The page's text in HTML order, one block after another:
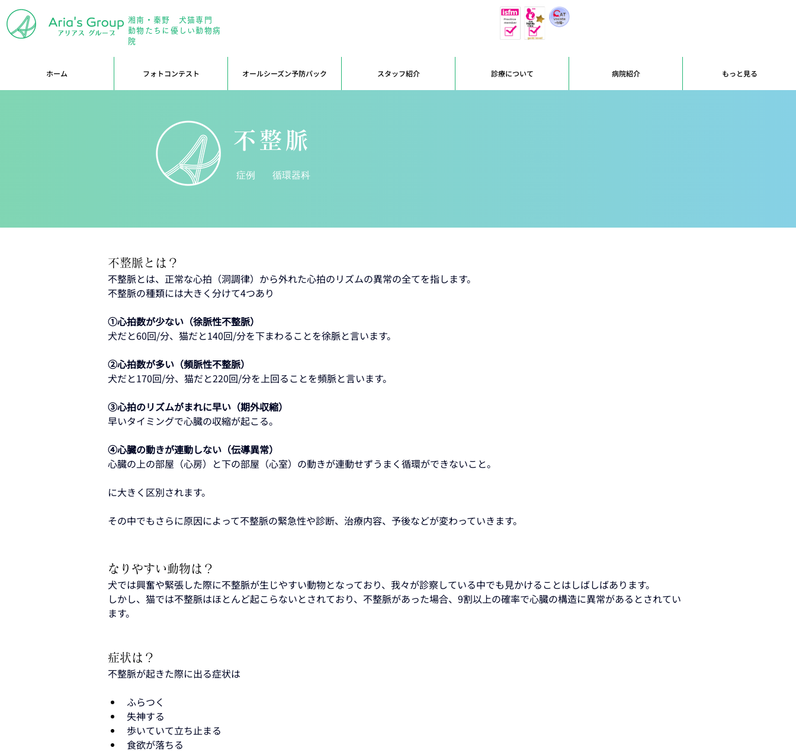
湘南・秦野 犬猫専門
動物たちに優しい動物病
院
ホーム フォトコンテスト オールシーズン予防パック スタッフ紹介 診療について 病院紹介 もっと見る
不整脈
症例 循環器科
不整脈とは？
不整脈とは、正常な心拍（洞調律）から外れた心拍のリズムの異常の全てを指します。
不整脈の種類には大きく分けて4つあり
①心拍数が少ない（徐脈性不整脈）
犬だと60回/分、猫だと140回/分を下まわることを徐脈と言います。
②心拍数が多い（頻脈性不整脈）
犬だと170回/分、猫だと220回/分を上回ることを頻脈と言います。
③心拍のリズムがまれに早い（期外収縮）
早いタイミングで心臓の収縮が起こる。
④心臓の動きが連動しない（伝導異常）
心臓の上の部屋（心房）と下の部屋（心室）の動きが連動せずうまく循環ができないこと。
に大きく区別されます。
その中でもさらに原因によって不整脈の緊急性や診断、治療内容、予後などが変わっていきます。
なりやすい動物は？
犬では興奮や緊張した際に不整脈が生じやすい動物となっており、我々が診察している中でも見かけることはしばしばあります。
しかし、猫では不整脈はほとんど起こらないとされており、不整脈があった場合、9割以上の確率で心臓の構造に異常があるとされてい
ます。
症状は？
不整脈が起きた際に出る症状は
ふらつく
失神する
歩いていて立ち止まる
食欲が落ちる